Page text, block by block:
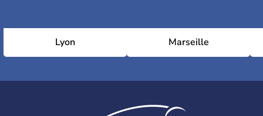
Lyon Marseille